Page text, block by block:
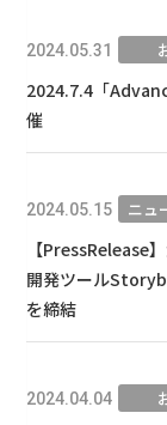
2024.05.31
2024.7.4「
催
2024.05.15 ニュ
【PressRelease
開発ツール
を締結
2024.04.04